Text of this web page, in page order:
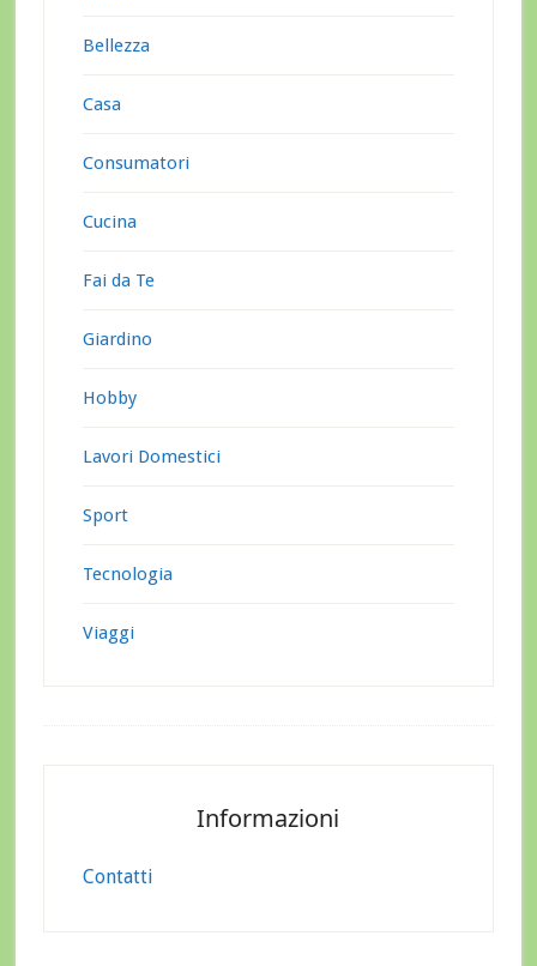
Bellezza
Casa
Consumatori
Cucina
Fai da Te
Giardino
Hobby
Lavori Domestici
Sport
Tecnologia
Viaggi
Informazioni
Contatti